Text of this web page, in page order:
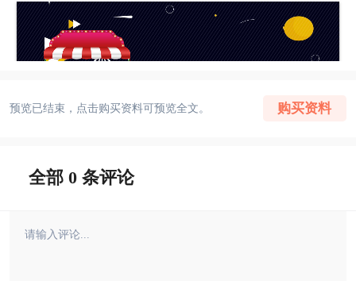
预览已结束，点击购买资料可预览全文。 购买资料
全部 0 条评论